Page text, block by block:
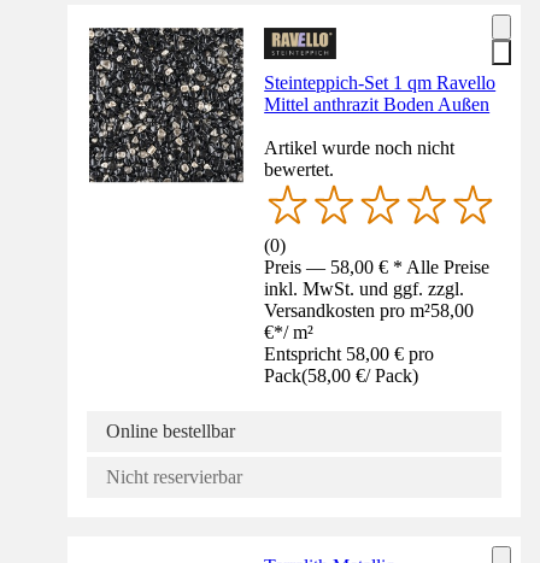
Steinteppich-Set 1 qm Ravello
Mittel anthrazit Boden Außen
Artikel wurde noch nicht
bewertet.
(0)
Preis — 58,00 € * Alle Preise
inkl. MwSt. und ggf. zzgl.
Versandkosten pro m²58,00
€*/ m²
Entspricht 58,00 € pro
Pack(58,00 €/ Pack)
Online bestellbar
Nicht reservierbar